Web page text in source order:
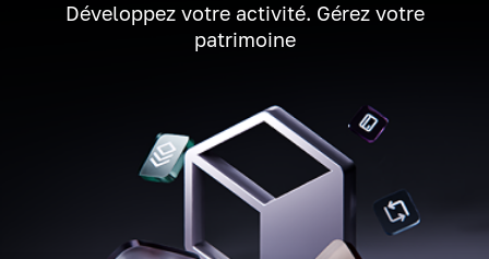
Développez votre activité. Gérez votre
patrimoine